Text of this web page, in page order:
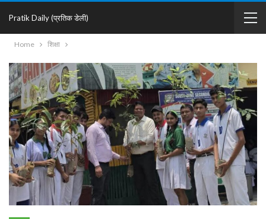
Pratik Daily (प्रतिक डेली)
Home शिक्षा